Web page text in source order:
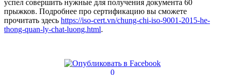
успел совершить нужные для получения документа 60
прыжков. Подробнее про сертификацию вы сможете
прочитать здесь https://iso-cert.vn/chung-chi-iso-9001-2015-he-
thong-quan-ly-chat-luong.html.
0